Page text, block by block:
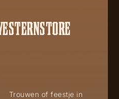
Trouwen of feestje in